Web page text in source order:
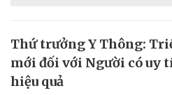
Thứ trưởng Y Thông:
mới đối với Người có uy
hiệu quả